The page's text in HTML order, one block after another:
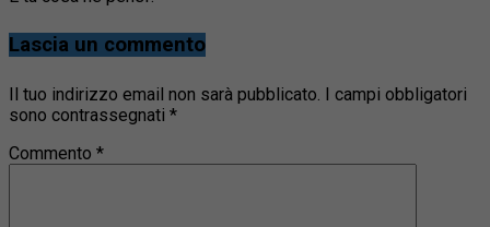
Lascia un commento
Il tuo indirizzo email non sarà pubblicato.
I campi obbligatori
sono contrassegnati *
Commento *